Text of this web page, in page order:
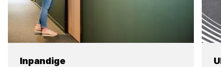
Inpandige